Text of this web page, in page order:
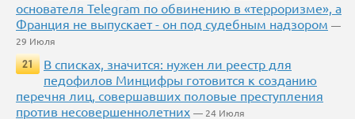
основателя Telegram по обвинению в «терроризме», а
Франция не выпускает - он под судебным надзором —
29 Июля
21
В списках, значится: нужен ли реестр для
педофилов Минцифры готовится к созданию
перечня лиц, совершавших половые преступления
против несовершеннолетних — 24 Июля